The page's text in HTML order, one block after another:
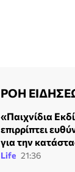
ΡΟΗ
«Παιχνίδια
επιρρίπτει
για την
Life 21:36